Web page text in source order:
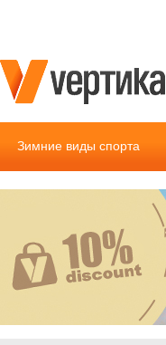
Зимние виды спорта